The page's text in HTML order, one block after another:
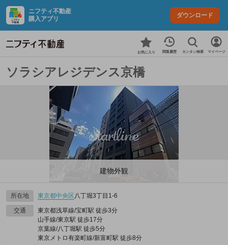
ニフティ不動産
購入アプリ
ダウンロード
お気に入り 閲覧履歴 カンタン検索 マイページ
ソラシアレジデンス京橋
建物外観
所在地 東京都中央区八丁堀3丁目1-6
交通
東京都浅草線/宝町駅 徒歩3分
山手線/東京駅 徒歩17分
京葉線/八丁堀駅 徒歩5分
東京メトロ有楽町線/新富町駅 徒歩8分